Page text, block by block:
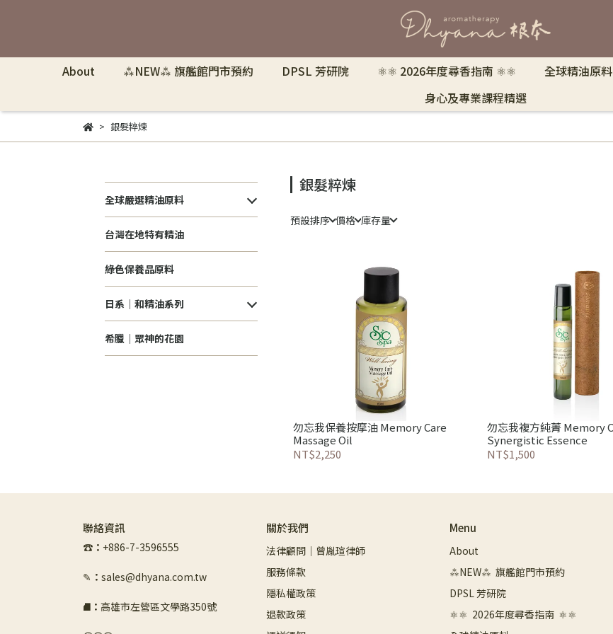
About ⁂NEW⁂ 旗艦館門市預約 DPSL 芳研院 ⚛︎⚛︎ 2026年度尋香指南 ⚛︎⚛︎ 全球精油原料
身心及專業課程精選
銀髮粹煉
全球嚴選精油原料
台灣在地特有精油
綠色保養品原料
日系｜和精油系列
希臘｜眾神的花園
銀髮粹煉
預設排序 價格 庫存量
勿忘我保養按摩油 Memory Care
Massage Oil
NT$2,250
勿忘我複方純菁 Memory Care
Synergistic Essence
NT$1,500
聯絡資訊
☎︎ ： +886-7-3596555
✎ ： sales@dhyana.com.tw
⛘ ： 高雄市左營區文學路350號
關於我們
法律顧問｜曾胤瑄律師
服務條款
隱私權政策
退款政策
Menu
About
⁂NEW⁂  旗艦館門市預約
DPSL 芳研院
⚛︎⚛︎  2026年度尋香指南  ⚛︎⚛︎